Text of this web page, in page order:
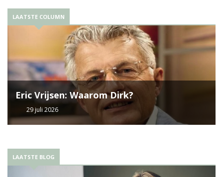
LAATSTE COLUMN
Eric Vrijsen: Waarom Dirk?
29 juli 2026
LAATSTE BLOG